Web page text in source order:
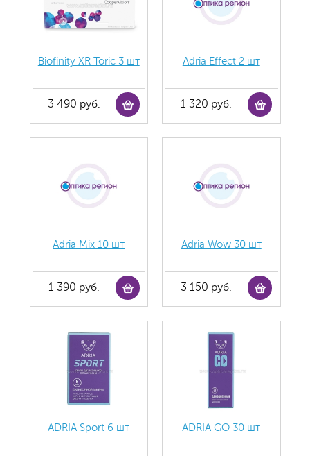
Biofinity XR Toric 3 шт
3 490 руб.
Adria Effect 2 шт
1 320 руб.
Adria Mix 10 шт
1 390 руб.
Adria Wow 30 шт
3 150 руб.
ADRIA Sport 6 шт ADRIA GO 30 шт